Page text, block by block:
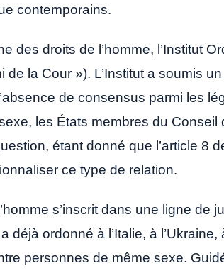
contemporains.
des droits de l’homme, l’Institut
de la Cour »). L’Institut a soumis
de consensus parmi les
les États membres du Conseil
étant donné que l’article 8
ce type de relation.
s’inscrit dans une ligne de
ordonné à l’Italie, à l’Ukraine,
personnes de même sexe.